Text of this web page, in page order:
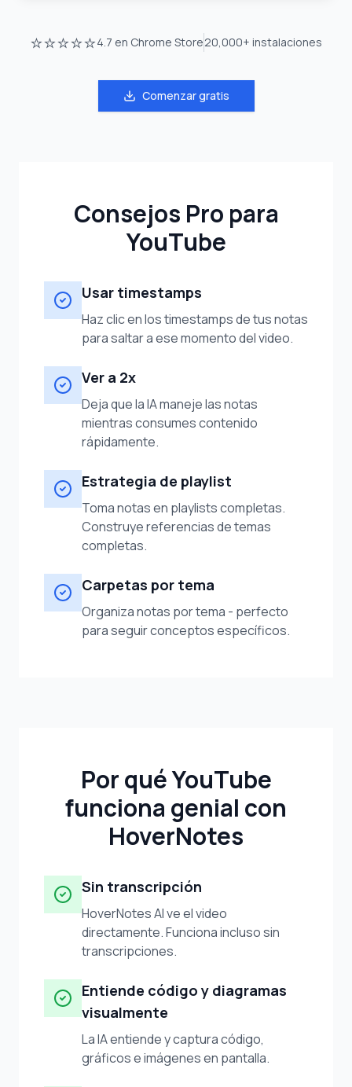
⭐⭐⭐⭐⭐4.7 en Chrome Store20,000+ instalaciones
Comenzar gratis
Consejos Pro para
YouTube
Usar timestamps
Haz clic en los timestamps de tus notas
para saltar a ese momento del video.
Ver a 2x
Deja que la IA maneje las notas
mientras consumes contenido
rápidamente.
Estrategia de playlist
Toma notas en playlists completas.
Construye referencias de temas
completas.
Carpetas por tema
Organiza notas por tema - perfecto
para seguir conceptos específicos.
Por qué YouTube
funciona genial con
HoverNotes
Sin transcripción
HoverNotes AI ve el video
directamente. Funciona incluso sin
transcripciones.
Entiende código y diagramas
visualmente
La IA entiende y captura código,
gráficos e imágenes en pantalla.